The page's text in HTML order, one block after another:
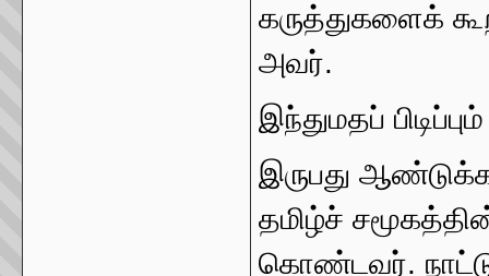
கருத்துகளைக்
அவர்.
இந்துமதப்
இருபது
தமிழ்ச்
கொண்டவர்.